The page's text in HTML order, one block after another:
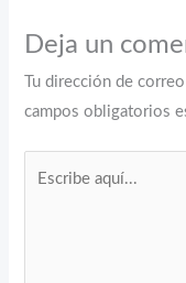
Deja un
Tu dirección de
campos obligatorios